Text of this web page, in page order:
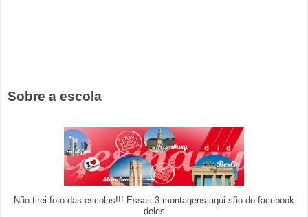
Sobre a escola
Não tirei foto das escolas!!! Essas 3 montagens aqui são do facebook
deles